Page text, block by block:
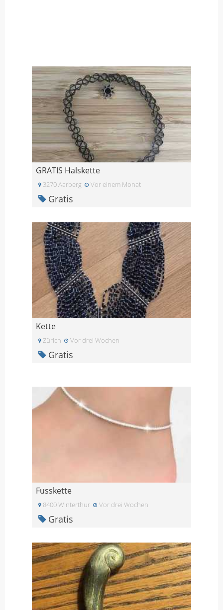
GRATIS Halskette
3270 Aarberg Vor einem Monat
Gratis
Kette
Zürich Vor drei Wochen
Gratis
Fusskette
8400 Winterthur Vor drei Wochen
Gratis